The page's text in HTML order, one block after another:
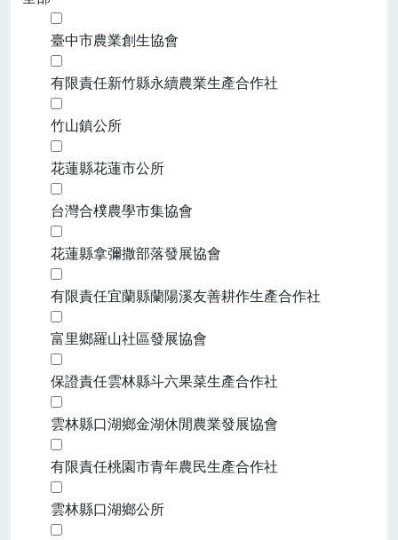
臺中市農業創生協會
有限責任新竹縣永續農業生產合作社
竹山鎮公所
花蓮縣花蓮市公所
台灣合樸農學市集協會
花蓮縣拿彌撒部落發展協會
有限責任宜蘭縣蘭陽溪友善耕作生產合作社
富里鄉羅山社區發展協會
保證責任雲林縣斗六果菜生產合作社
雲林縣口湖鄉金湖休閒農業發展協會
有限責任桃園市青年農民生產合作社
雲林縣口湖鄉公所